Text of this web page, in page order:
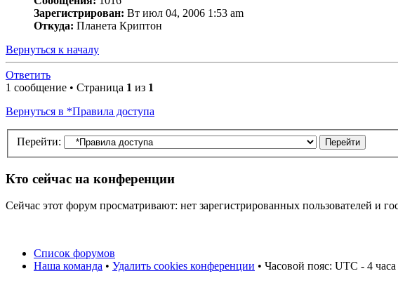
Зарегистрирован: Вт июл 04, 2006 1:53 am
Откуда: Планета Криптон
Вернуться к началу
Ответить
1 сообщение • Страница 1 из 1
Вернуться в *Правила доступа
Перейти:
Кто сейчас на конференции
Сейчас этот форум просматривают: нет зарегистрированных пользователей и
Список форумов
Наша команда • Удалить cookies конференции • Часовой пояс: UTC - 4 часа